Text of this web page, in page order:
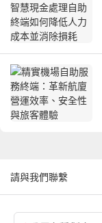
請與我們聯繫